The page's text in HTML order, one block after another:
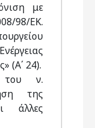
με
98/ΕΚ.
(Α΄ 24).
του ν.
της
άλλες